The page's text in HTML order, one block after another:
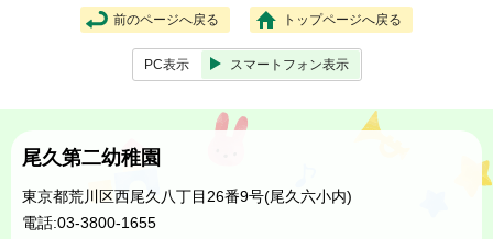
前のページへ戻る トップページへ戻る
PC表示 スマートフォン表示
尾久第二幼稚園
東京都荒川区西尾久八丁目26番9号(尾久六小内)
電話:03-3800-1655